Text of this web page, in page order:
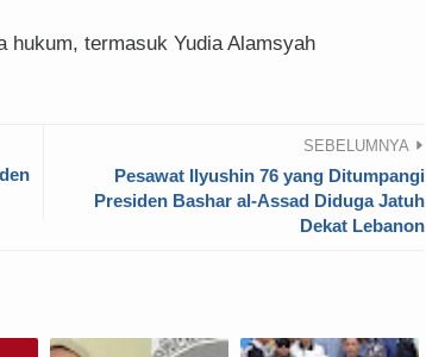
hukum, termasuk Yudia Alamsyah
SEBELUMNYA
Pesawat Ilyushin 76 yang Ditumpangi
Presiden Bashar al-Assad Diduga Jatuh
Dekat Lebanon